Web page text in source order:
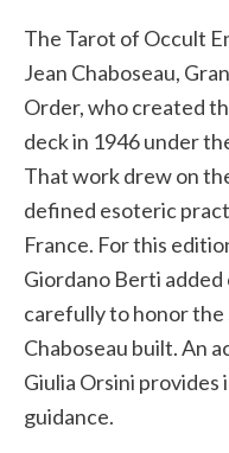
The Tarot of Occult
Jean Chaboseau,
Order, who created
deck in 1946 under
That work drew on
defined esoteric
France. For this
Giordano Berti
carefully to honor
Chaboseau built. An
Giulia Orsini
guidance.